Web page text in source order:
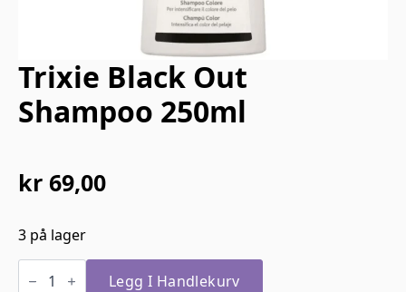
Trixie Black Out
Shampoo 250ml
kr 69,00
3 på lager
Trixie
Black Legg I Handlekurv